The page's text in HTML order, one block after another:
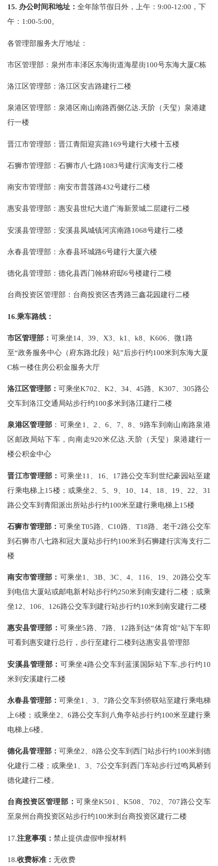
15. 办公时间和地址：全年除节假日外，
上午：9:00-12:00，下
午：1:00-5:00。
各管理部服务大厅地址：
市区管理部：泉州市丰泽区东海街道海星街100号东海大厦C栋
洛江区管理部：洛江区安吉路建行二楼
泉港区管理部：泉港区南山南路西侧亿达.天阶（天玺）泉港建
行一楼
晋江市管理部：晋江青阳迎宾路169号建行大楼十五楼
石狮市管理部：石狮市八七路1083号建行滨海支行二楼
南安市管理部：南安市普莲路432号建行二楼
惠安县管理部：惠安县世纪大道广海新景城二层建行二楼
安溪县管理部：安溪县凤城镇河滨南路1068号建行二楼
永春县管理部：永春县环城路6号建行大厦六楼
德化县管理部：德化县西门翰林府邸6号楼建行二楼
台商投资区管理部：台商投资区杏秀路三鑫花园建行二楼
16.乘车路线：
市区管理部：可乘坐14 、39 X3 、k1 、k8 、K606 、微1 路
至“政务服务中心（府东路北段）站”后步行约100米到东海大厦
C栋一楼住房公积金服务大厅
洛江区管理部：可乘坐K702、K2、34、45路、K307、305路公
交车到洛江交通局站步行约100多米到洛江建行二楼
泉港区管理部 ：可乘坐1、2、6、7、8、9路车到南山南路泉港
区邮政局站下车，向南走920米亿达.天阶（天玺）泉港建行一
楼公积金中心
晋江市管理部： 可乘坐11、16、17路公交车到世纪豪园站至建
行乘电梯上15楼；或乘坐2、5、9、10、14、18、19、22、31
路公交车到青阳派出所站步行约100米至建行乘电梯上15楼
石狮市管理部：可乘坐T05路、C10路、T18路、老干2路公交车
到石狮市八七路和冠大厦站步行约100米到石狮建行滨海支行二
楼
南安市管理部： 可乘坐1、3B、3C、4、116、19、20路公交车
到电信大厦站或邮电新村站步行约250米到南安建行二楼；或乘
坐12、106、126路公交车到建行站步行约10米到南安建行二楼
惠安县管理部：可乘坐5路、7路、12路到达“体育馆”站下车即
可看到惠安建行总行，步行至建行二楼到达惠安县管理部
安溪县管理部： 可乘坐4路公交车到蓝溪国际站下车,步行约10
米到安溪建行二楼
永春县管理部：可乘坐1、3、7路公交车到侨联站至建行乘电梯
上6楼；或乘坐2、6路公交车到八角亭站步行约100米至建行乘
电梯上6楼。
德化县管理部： 可乘坐2、8路公交车到西门站步行约100米到德
化建行二楼；或乘坐1、3、7公交车到西门车站步行过鸣凤桥到
德化建行二楼。
台商投资区管理部：可乘坐K501、K508、702、707路公交车
至泉州台商投资区站步行约100米到台商投资区建行二楼
17.注意事项：禁止提供虚假申报材料
18.收费标准：无收费